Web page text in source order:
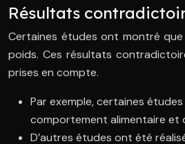
Résultats
Certaines études ont montré
poids. Ces résultats
prises en compte.
Par exemple, certaines
comportement alimentaire et
D’autres études ont été